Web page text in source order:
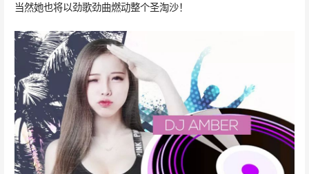
当然她也将以劲歌劲曲燃动整个圣淘沙！